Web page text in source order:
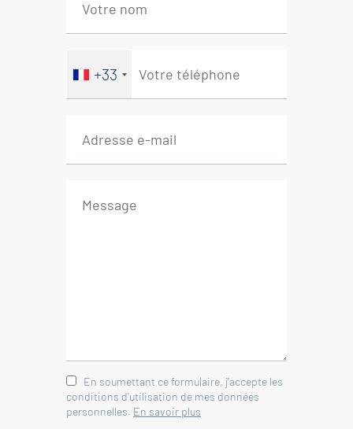
+33
En soumettant ce formulaire, j'accepte les
conditions d'utilisation de mes données
personnelles. En savoir plus